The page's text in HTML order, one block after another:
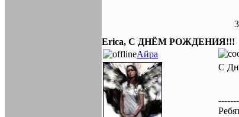
Erica, С ДНЁМ РОЖДЕНИЯ!!!
Айра
С